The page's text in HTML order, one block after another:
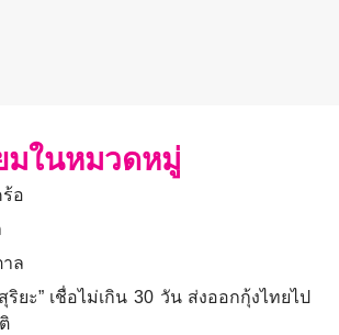
มในหมวดหมู่
อ
ล
ริยะ” เชื่อไม่เกิน 30 วัน ส่งออกกุ้งไทยไป